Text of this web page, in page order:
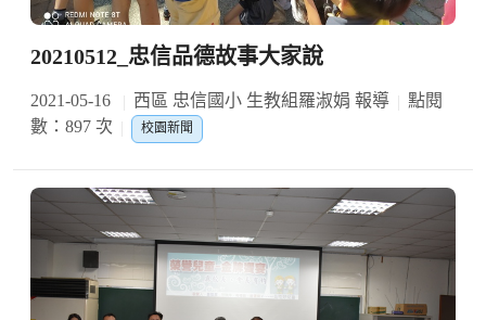
20210512_忠信品德故事大家說
2021-05-16 西區 忠信國小 生教組羅淑娟 報導
點閱
數：897 次
校園新聞